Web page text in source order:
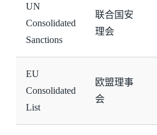
UN
Consolidated
Sanctions
联合国安
理会
EU
Consolidated
List
欧盟理事
会